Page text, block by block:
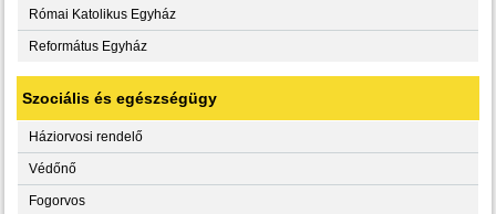
Római Katolikus Egyház
Református Egyház
Szociális és egészségügy
Háziorvosi rendelő
Védőnő
Fogorvos